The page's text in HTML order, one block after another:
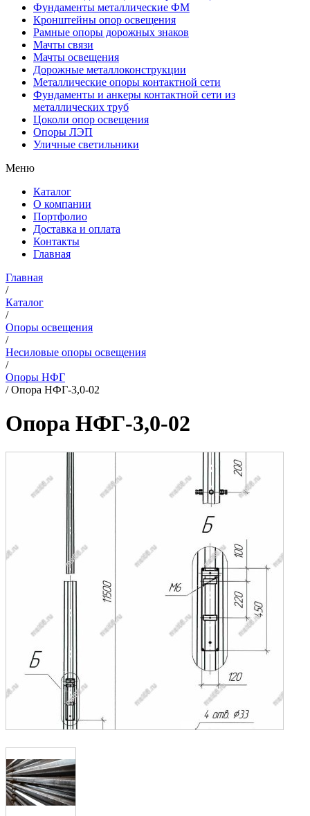
Фундаменты металлические ФМ
Кронштейны опор освещения
Рамные опоры дорожных знаков
Мачты связи
Мачты освещения
Дорожные металлоконструкции
Металлические опоры контактной сети
Фундаменты и анкеры контактной сети из
металлических труб
Цоколи опор освещения
Опоры ЛЭП
Уличные светильники
Меню
Каталог
О компании
Портфолио
Доставка и оплата
Контакты
Главная
Главная
/
Каталог
/
Опоры освещения
/
Несиловые опоры освещения
/
Опоры НФГ
/Опора НФГ-3,0-02
Опора НФГ-3,0-02